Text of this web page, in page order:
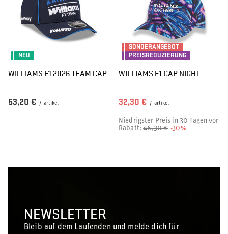
NEU
WILLIAMS F1 2026 TEAM CAP
53,20 € / artikel
SONDERANGEBOT
PREISREDUZIERUNG
WILLIAMS F1 CAP NIGHT
32,30 € / artikel
Niedrigster Preis in 30 Tagen vor
Rabatt:46,30 € -30%
NEWSLETTER
Bleib auf dem Laufenden und melde dich für